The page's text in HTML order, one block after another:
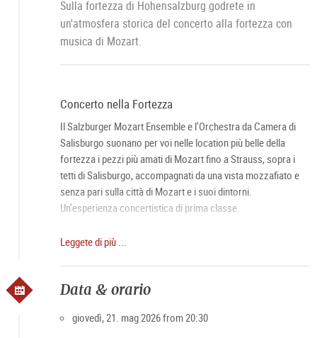
Sulla fortezza di Hohensalzburg godrete in
un'atmosfera storica del concerto alla fortezza con
musica di Mozart.
Concerto nella Fortezza
Il Salzburger Mozart Ensemble e l'Orchestra da Camera di
Salisburgo suonano per voi nelle location più belle della
fortezza i pezzi più amati di Mozart fino a Strauss, sopra i
tetti di Salisburgo, accompagnati da una vista mozzafiato e
senza pari sulla città di Mozart e i suoi dintorni.
Un'esperienza concertistica di prima classe.
Cena a lume di candela
Il particolare punto culminante di Salisburgo sopra i tetti della
ristorante Panorama nella fortezza di Hohensalzburg con
vista sulla città e la campagna.
Leggete di più ...
Data & orario
giovedì, 21. mag 2026 from 20:30